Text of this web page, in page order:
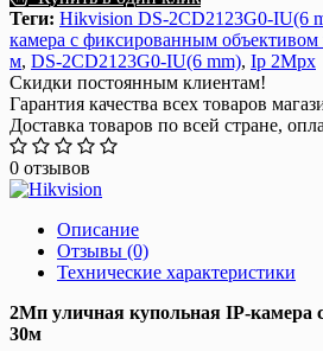
Теги: Hikvision DS-2CD2123G0-IU(6
камера с фиксированным
м, DS-2CD2123G0-IU(6 mm), Ip 2Mpx
Скидки постоянным клиентам!
Гарантия качества всех товаров
Доставка товаров по всей стране,
0 отзывов
Описание
Отзывы (0)
Технические характеристики
2Мп уличная купольная IP-камера
30м